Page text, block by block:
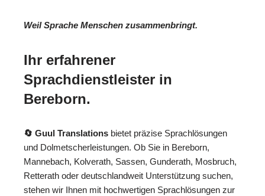
Weil Sprache Menschen zusammenbringt.
Ihr erfahrener
Sprachdienstleister in
Bereborn.
🔄 Guul Translations bietet präzise Sprachlösungen
und Dolmetscherleistungen. Ob Sie in Bereborn,
Mannebach, Kolverath, Sassen, Gunderath, Mosbruch,
Retterath oder deutschlandweit Unterstützung suchen,
stehen wir Ihnen mit hochwertigen Sprachlösungen zur